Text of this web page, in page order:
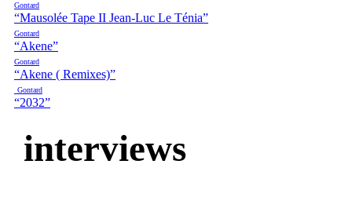
Gontard
“Mausolée Tape II Jean-Luc Le Ténia”
Gontard
“Akene”
Gontard
“Akene ( Remixes)”
Gontard
“2032”
interviews